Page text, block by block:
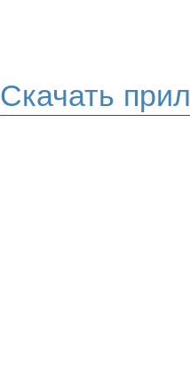
Скачать